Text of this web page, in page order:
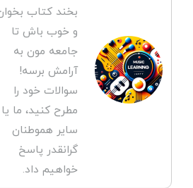
بخند کتاب
و خوب باش تا
جامعه مون به
آرامش برسه!
سوالات خود را
مطرح کنید، ما یا
سایر هموطنان
گرانقدر پاسخ
خواهیم داد.